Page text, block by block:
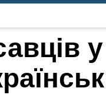
у